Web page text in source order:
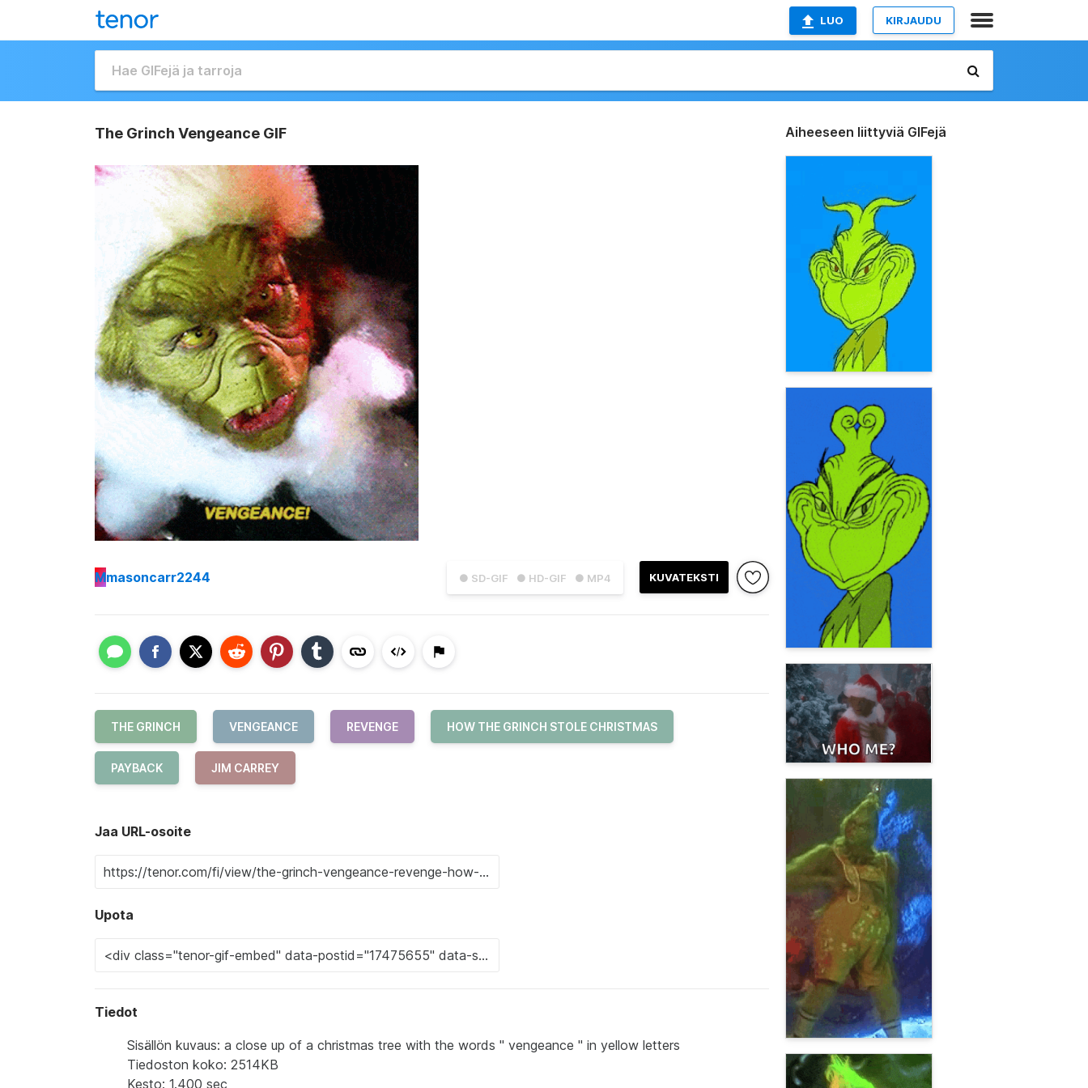
LUO KIRJAUDU
The Grinch Vengeance GIF
● SD-GIF ● HD-GIF ● MP4 KUVATEKSTI
Mmasoncarr2244
THE GRINCH VENGEANCE REVENGE HOW THE GRINCH STOLE CHRISTMAS
PAYBACK JIM CARREY
Jaa URL-osoite
Upota
Tiedot
Sisällön kuvaus: a close up of a christmas tree with the words " vengeance " in yellow letters
Tiedoston koko: 2514KB
Kesto: 1.400 sec
Aiheeseen liittyviä GIFejä